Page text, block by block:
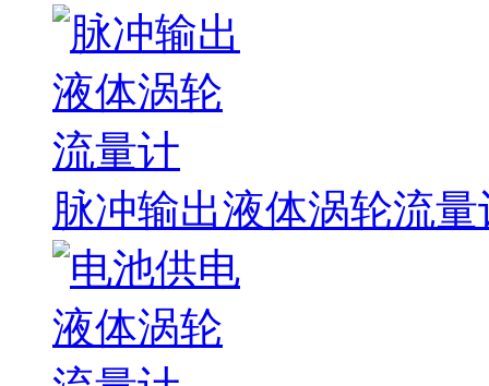
脉冲输出液体涡轮流量